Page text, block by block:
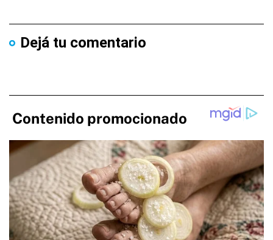
Dejá tu comentario